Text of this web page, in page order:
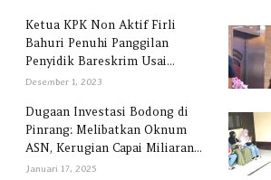
Ketua KPK Non Aktif Firli
Bahuri Penuhi Panggilan
Penyidik Bareskrim Usai...
Desember 1, 2023
Dugaan Investasi Bodong di
Pinrang: Melibatkan Oknum
ASN, Kerugian Capai Miliaran...
Januari 17, 2025